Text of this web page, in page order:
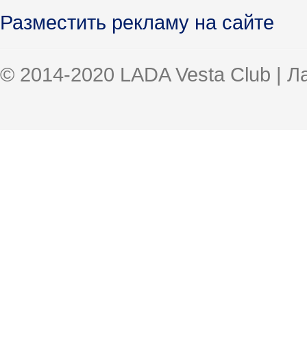
Разместить рекламу на сайте
© 2014-2020 LADA Vesta Club |